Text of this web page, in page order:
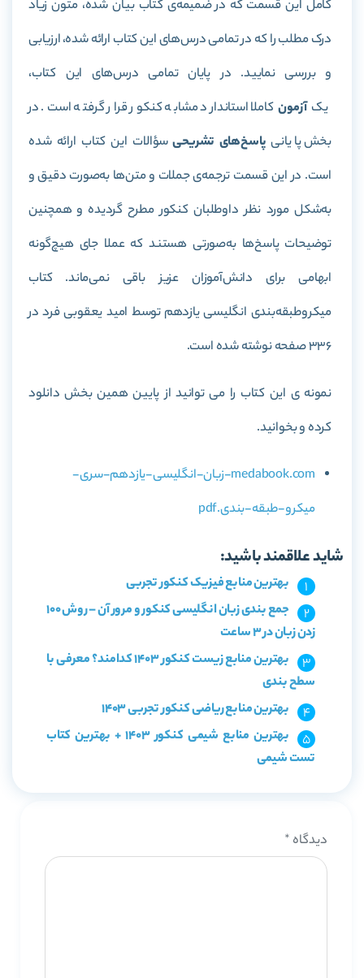
کامل این قسمت که در ضمیمه‌ی کتاب بیان شده، متون زیاد
درک مطلب را که در تمامی درس‌های این کتاب ارائه شده، ارزیابی
و بررسی نمایید. در پایان تمامی درس‌های این کتاب،
یک آزمون کاملا استاندارد مشابه کنکور قرار گرفته است. در
بخش پایانی پاسخ‌های تشریحی سؤالات این کتاب ارائه شده
است. در این قسمت ترجمه‌ی جملات و متن‌ها به‌صورت دقیق و
به‌شکل مورد نظر داوطلبان کنکور مطرح گردیده و همچنین
توضیحات پاسخ‌ها به‌صورتی هستند که عملا جای هیچ‌گونه
ابهامی برای دانش‌آموزان عزیز باقی نمی‌ماند. کتاب
میکرو‌طبقه‌بندی انگلیسی یازدهم توسط امید یعقوبی فرد در
336 صفحه نوشته‌ شده است.
نمونه ی این کتاب را می توانید از پایین همین بخش دانلود
کرده و بخوانید.
medabook.com-زبان-انگلیسی-یازدهم-سری-
میکرو-طبقه-بندی.pdf
شاید علاقمند باشید:
بهترین منابع فیزیک کنکور تجربی
جمع بندی زبان انگلیسی کنکور و مرور آن – روش 100
زدن زبان در 3 ساعت
بهترین منابع زیست کنکور 1403 کدامند؟ معرفی با
سطح بندی
بهترین منابع ریاضی کنکور تجربی 1403
بهترین منابع شیمی کنکور 1403 + بهترین کتاب
تست شیمی
دیدگاه *